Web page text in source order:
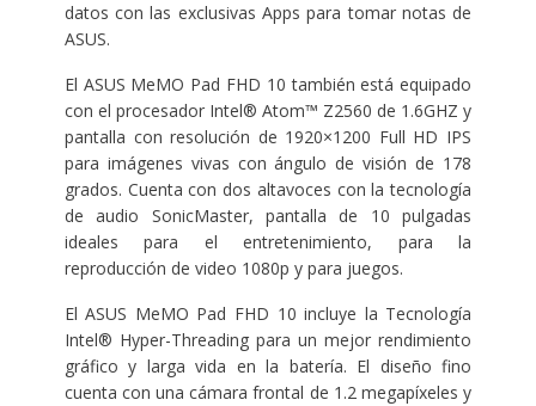
datos con las exclusivas Apps para tomar notas de
ASUS.
El ASUS MeMO Pad FHD 10 también está equipado
con el procesador Intel® Atom™ Z2560 de 1.6GHZ y
pantalla con resolución de 1920×1200 Full HD IPS
para imágenes vivas con ángulo de visión de 178
grados. Cuenta con dos altavoces con la tecnología
de audio SonicMaster, pantalla de 10 pulgadas
ideales para el entretenimiento, para la
reproducción de video 1080p y para juegos.
El ASUS MeMO Pad FHD 10 incluye la Tecnología
Intel® Hyper-Threading para un mejor rendimiento
gráfico y larga vida en la batería. El diseño fino
cuenta con una cámara frontal de 1.2 megapíxeles y